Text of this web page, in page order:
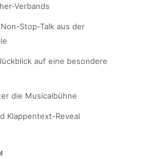
Verbands
Stop-Talk aus der
auf eine besondere
die Musicalbühne
Klappentext-Reveal